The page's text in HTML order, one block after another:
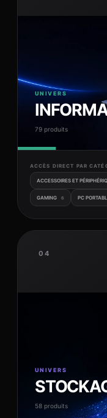
UNIVERS
79 produits
ACCÈS DIRECT PAR
ACCESSOIRES ET
GAMING 6 PC
04
UNIVERS
58 produits